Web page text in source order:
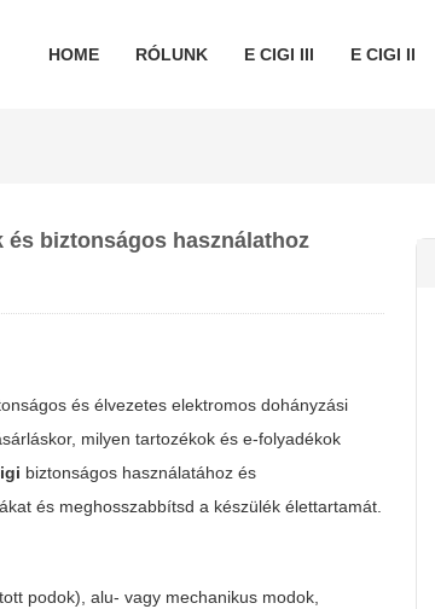
HOME RÓLUNK E CIGI III E CIGI II
biztonságos használathoz
és élvezetes elektromos dohányzási
milyen tartozékok és e-folyadékok
biztonságos használatához és
és meghosszabbítsd a készülék élettartamát.
podok), alu- vagy mechanikus modok,